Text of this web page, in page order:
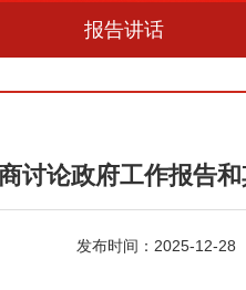
报告讲话
讨论政府工作报告
发布时间：2025-12-28